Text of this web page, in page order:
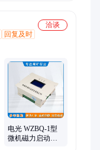
洽谈
回复及时
电光 WZBQ-1型
微机磁力启动器